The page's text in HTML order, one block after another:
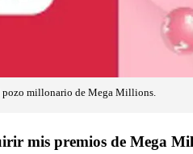
pozo millonario de Mega Millions.
mis premios de Mega